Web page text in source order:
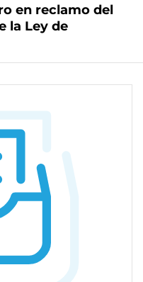
en reclamo del
la Ley de